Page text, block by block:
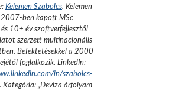
Kelemen Szabolcs. Kelemen
2007-ben kapott MSc
10+ év szoftverfejlesztői
szerzett multinacionális
Befektetésekkel a 2000-
foglalkozik. LinkedIn:
in/szabolcs-
. Kategória: „Deviza árfolyam